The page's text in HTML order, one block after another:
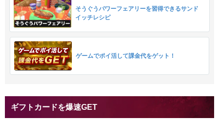
そうぐうパワーフェアリーを習得できるサンド
イッチレシピ
ゲームでポイ活して課金代をゲット！
ギフトカードを爆速GET